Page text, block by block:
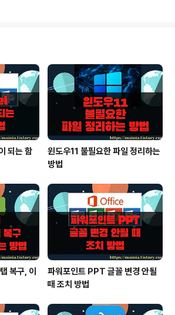
수 있는 리본 메뉴 추가를
를 선택해서 설정 창을 띄웁니
만한 글들의 링크를 모아둔 것
메모 입력과 메모에 들어가
인쇄, 프린트 할 때 메모
되는 함
윈도우11 불필요한 파일 정리하는
방법
복구, 이
파워포인트 PPT 글꼴 변경 안될
때 조치 방법